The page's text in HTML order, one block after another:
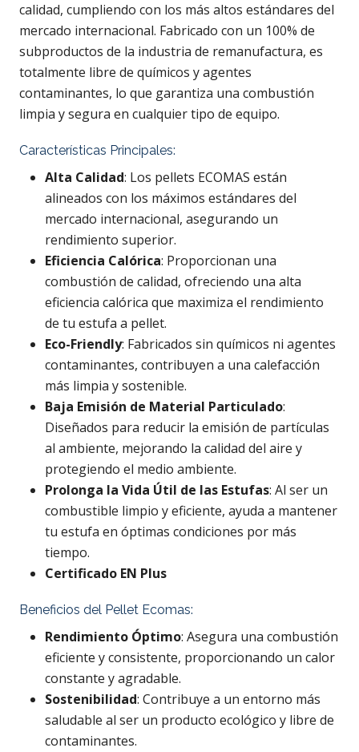
calidad, cumpliendo con los más altos estándares del
mercado internacional. Fabricado con un 100% de
subproductos de la industria de remanufactura, es
totalmente libre de químicos y agentes
contaminantes, lo que garantiza una combustión
limpia y segura en cualquier tipo de equipo.
Características Principales:
Alta Calidad: Los pellets ECOMAS están
alineados con los máximos estándares del
mercado internacional, asegurando un
rendimiento superior.
Eficiencia Calórica: Proporcionan una
combustión de calidad, ofreciendo una alta
eficiencia calórica que maximiza el rendimiento
de tu estufa a pellet.
Eco-Friendly: Fabricados sin químicos ni agentes
contaminantes, contribuyen a una calefacción
más limpia y sostenible.
Baja Emisión de Material Particulado:
Diseñados para reducir la emisión de partículas
al ambiente, mejorando la calidad del aire y
protegiendo el medio ambiente.
Prolonga la Vida Útil de las Estufas: Al ser un
combustible limpio y eficiente, ayuda a mantener
tu estufa en óptimas condiciones por más
tiempo.
Certificado EN Plus
Beneficios del Pellet Ecomas:
Rendimiento Óptimo: Asegura una combustión
eficiente y consistente, proporcionando un calor
constante y agradable.
Sostenibilidad: Contribuye a un entorno más
saludable al ser un producto ecológico y libre de
contaminantes.